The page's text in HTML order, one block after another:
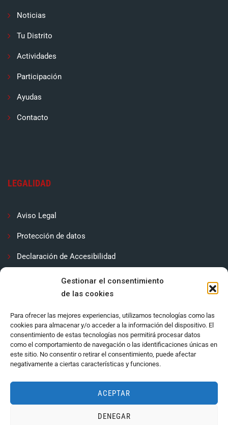
Gestionar el consentimiento
de las cookies
Para ofrecer las mejores experiencias, utilizamos tecnologías como las
cookies para almacenar y/o acceder a la información del dispositivo. El
consentimiento de estas tecnologías nos permitirá procesar datos
como el comportamiento de navegación o las identificaciones únicas en
este sitio. No consentir o retirar el consentimiento, puede afectar
negativamente a ciertas características y funciones.
ACEPTAR
DENEGAR
Noticias
Tu Distrito
Actividades
Participación
Ayudas
Contacto
LEGALIDAD
Aviso Legal
Protección de datos
Declaración de Accesibilidad
Política de cookies (UE)